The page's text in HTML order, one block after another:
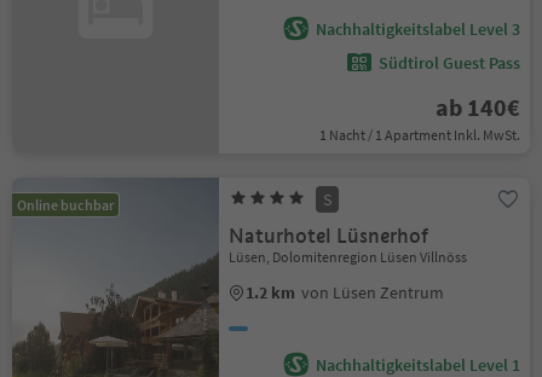
Nachhaltigkeitslabel Level 3
Südtirol Guest Pass
ab 140€
1 Nacht / 1 Apartment Inkl. MwSt.
Online buchbar S
Naturhotel Lüsnerhof
Lüsen, Dolomitenregion Lüsen Villnöss
1.2 km von Lüsen Zentrum
Nachhaltigkeitslabel Level 1